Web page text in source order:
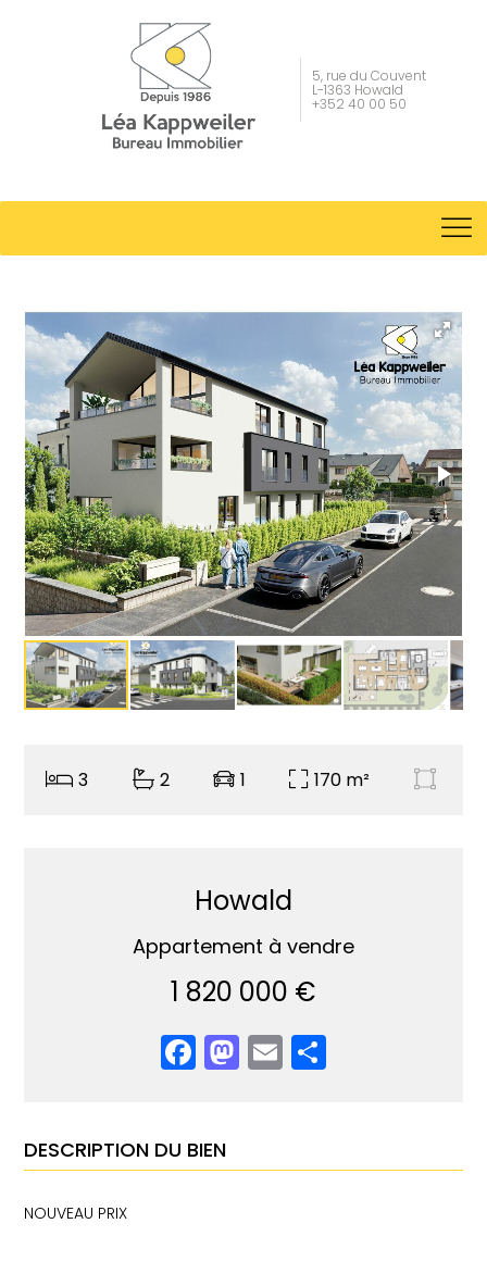
5, rue du Couvent
L-1363 Howald
+352 40 00 50
3 2 1 170 m²
Howald
Appartement à vendre
1 820 000 €
Facebook
Mastodon
Email
DESCRIPTION DU BIEN
NOUVEAU PRIX